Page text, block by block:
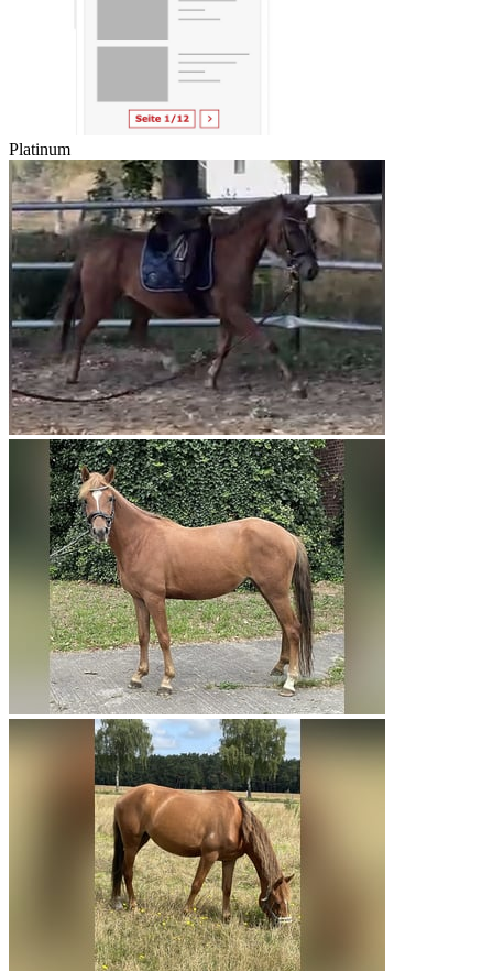
Platinum